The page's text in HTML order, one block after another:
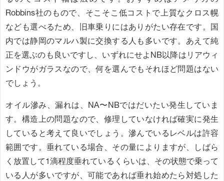
Robbins社のもので、そこそこ低コストで上質なクロス幌
なども選べるため、旧車乗りにはありがたい存在です。国
内では静岡のマルハ製に交換する人も多いです。あえて純
正を選ぶのも良いですし、いずれにせよNB以降はリアウィ
ンドウがガラスなので、何を選んでもそれほど問題はない
でしょう。
オイル滲み、漏れは、NA〜NBではだいたい発生していま
す。構造上の問題なので、修理していなければ確実に発生
していると考えて良いでしょう。滲んでいるレベルは許容
範囲です。垂れている場合、その量によりますが、しばら
く放置して1滴程度垂れているくらいは、その状態で乗って
いる人が多いですが、可能であれば垂れ始めたら対処した